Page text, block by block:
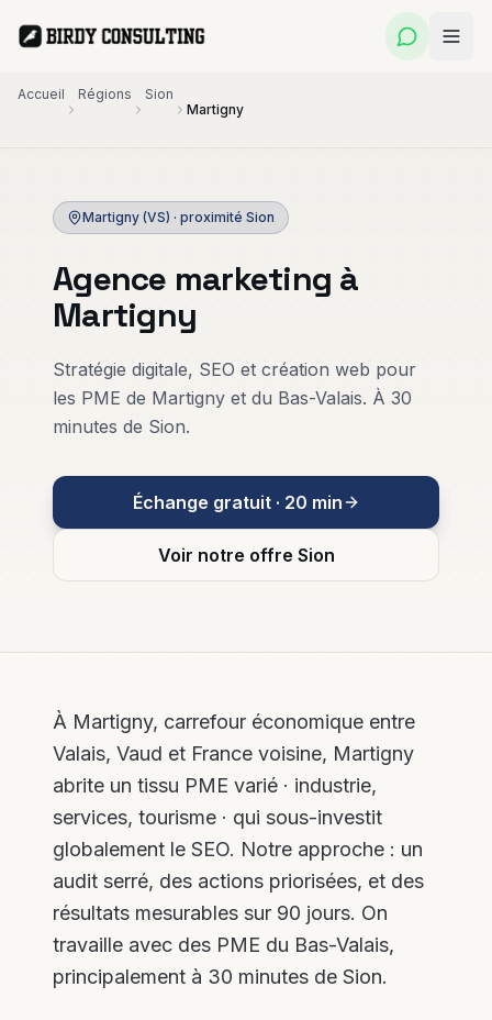
Fractional
CMO
Direction
externalisée
pour PME
Personal
Branding
Ghostwriting
& présence
Publicité
Digitale
Google
Ads &
LinkedIn
Ads
SEO
Visibilité durable
sur Google
& IA
Plus de leads,
Email
Social
Media B2B
Instagram,
community
management
Création de
Site Web
Sites
qui
convertissent
Web PME
Outils métier
livrés en
Immobilier
Tech &
Accueil Régions
Sion
Martigny
Martigny (VS) · proximité Sion
Agence marketing à
Martigny
Stratégie digitale, SEO et création web pour
les PME de Martigny et du Bas-Valais. À 30
minutes de Sion.
Échange gratuit · 20 min
Voir notre offre Sion
À Martigny, carrefour économique entre
Valais, Vaud et France voisine, Martigny
abrite un tissu PME varié · industrie,
services, tourisme · qui sous-investit
globalement le SEO. Notre approche : un
audit serré, des actions priorisées, et des
résultats mesurables sur 90 jours. On
travaille avec des PME du Bas-Valais,
principalement à 30 minutes de Sion.